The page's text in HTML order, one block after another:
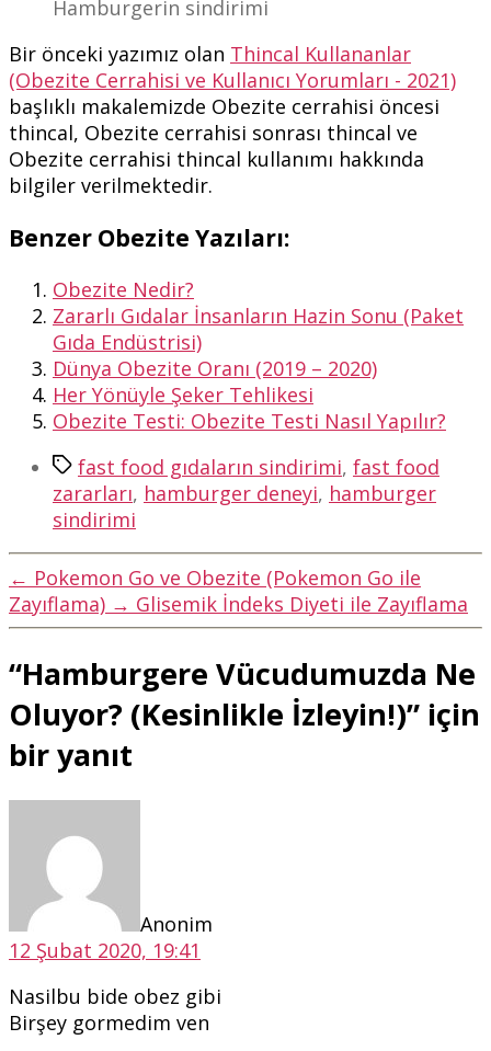
Hamburgerin sindirimi
Bir önceki yazımız olan Thincal Kullananlar
(Obezite Cerrahisi ve Kullanıcı Yorumları - 2021)
başlıklı makalemizde Obezite cerrahisi öncesi
thincal, Obezite cerrahisi sonrası thincal ve
Obezite cerrahisi thincal kullanımı hakkında
bilgiler verilmektedir.
Benzer Obezite Yazıları:
Obezite Nedir?
Zararlı Gıdalar İnsanların Hazin Sonu (Paket
Gıda Endüstrisi)
Dünya Obezite Oranı (2019 – 2020)
Her Yönüyle Şeker Tehlikesi
Obezite Testi: Obezite Testi Nasıl Yapılır?
Etiketler
fast food gıdaların sindirimi, fast food
zararları, hamburger deneyi, hamburger
sindirimi
← Pokemon Go ve Obezite (Pokemon Go ile
Zayıflama) → Glisemik İndeks Diyeti ile Zayıflama
“Hamburgere Vücudumuzda Ne
Oluyor? (Kesinlikle İzleyin!)” için
bir yanıt
Anonim
12 Şubat 2020, 19:41
Nasilbu bide obez gibi
Birşey gormedim ven